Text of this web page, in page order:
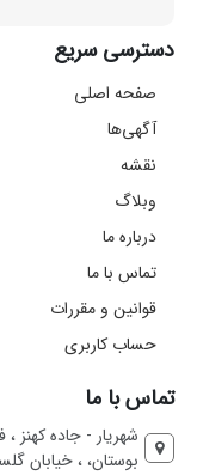
دسترسی سریع
صفحه اصلی
آگهی‌ها
نقشه
وبلاگ
درباره ما
تماس با ما
قوانین و مقررات
حساب کاربری
تماس با ما
شهریار - جاده کهنز
بوستان، ، خیابان گلستان